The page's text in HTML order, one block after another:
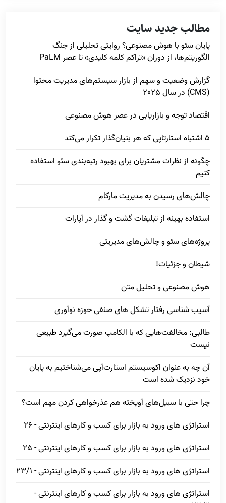
مطالب جدید سایت
پایان سئو با هوش مصنوعی؟ روایتی تحلیلی از جنگ
الگوریتم‌ها، از دوران «تراکم کلمه کلیدی» تا عصر PaLM
گزارش وضعیت و سهم از بازار سیستم‌های مدیریت محتوا
(CMS) در سال 2025
اقتصاد توجه و بازاریابی در عصر هوش مصنوعی
5 اشتباه استارتاپی که هر بنیان‌گذار تکرار می‌کند
چگونه از نظرات مشتریان برای بهبود رتبه‌بندی سئو استفاده
کنیم
چالش‌های رسیدن به مدیریت مارکام
استفاده بهینه از تبلیغات گشت و گذار در آپارات
پروژه‌های سئو و چالش‌های مدیریتی
شیطان و جزئیات!
هوش مصنوعی و تحلیل متن
آسیب شناسی رفتار تشکل های صنفی حوزه نوآوری
طالبی: مخالفت‌هایی که با الکامپ صورت می‌گیرد طبیعی
نیست
آن چه به عنوان اکوسیستم استارت‌آپی می‌شناختیم به پایان
خود نزدیک شده است
چرا حتی با سبیل‌های آویخته هم عذرخواهی کردن مهم است؟
استراتژی های ورود به بازار برای کسب و کارهای اینترنتی - 26
استراتژی های ورود به بازار برای کسب و کارهای اینترنتی - 25
استراتژی های ورود به بازار برای کسب و کارهای اینترنتی - 23/1
استراتژی های ورود به بازار برای کسب و کارهای اینترنتی -